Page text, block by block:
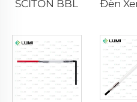
SCITON BBL